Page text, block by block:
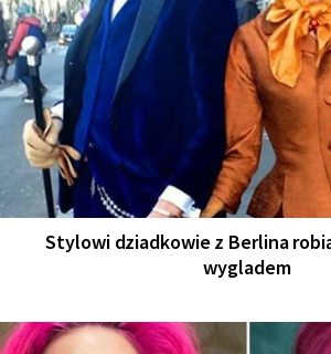
Stylowi dziadkowie z Berlina
wygladem